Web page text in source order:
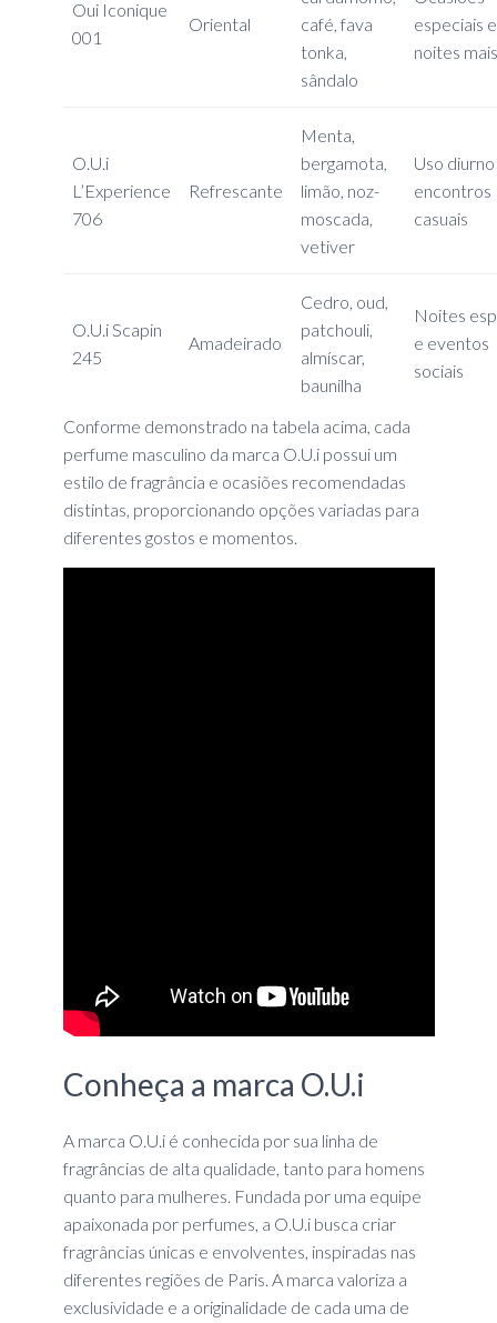
Oui Iconique
001
Oriental
café, fava
tonka,
sândalo
especiais e
noites
O.U.i
L’Experience
706
Refrescante
Menta,
bergamota,
limão, noz-
moscada,
vetiver
Uso
encontros
casuais
O.U.i Scapin
245
Amadeirado
Cedro, oud,
patchouli,
almíscar,
baunilha
Noites
e eventos
sociais
Conforme demonstrado na tabela acima, cada
perfume masculino da marca O.U.i possui um
estilo de fragrância e ocasiões recomendadas
distintas, proporcionando opções variadas para
diferentes gostos e momentos.
Conheça a marca O.U.i
A marca O.U.i é conhecida por sua linha de
fragrâncias de alta qualidade, tanto para homens
quanto para mulheres. Fundada por uma equipe
apaixonada por perfumes, a O.U.i busca criar
fragrâncias únicas e envolventes, inspiradas nas
diferentes regiões de Paris. A marca valoriza a
exclusividade e a originalidade de cada uma de